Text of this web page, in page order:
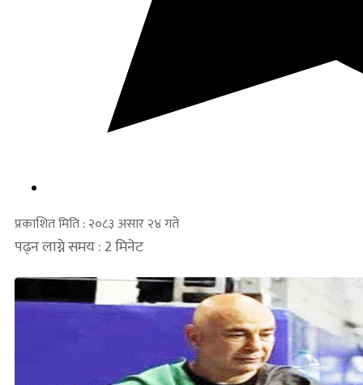
प्रकाशित मिति : २०८३ असार २४ गते
पढ्न लाग्ने समय : 2 मिनेट